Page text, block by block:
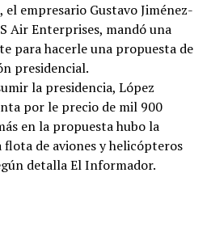
el empresario Gustavo Jiménez-
Air Enterprises, mandó una
para hacerle una propuesta de
presidencial.
la presidencia, López
por le precio de mil 900
en la propuesta hubo la
de aviones y helicópteros
detalla El Informador.